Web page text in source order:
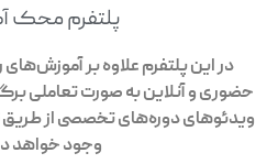
پلتفرم محک
در این پلتفرم علاوه بر آموزش‌های
حضوری و آنلاین به صورت تعاملی
ویدئوهای دوره‌های تخصصی از
وجود خواهد